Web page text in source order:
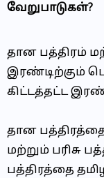
வேறுபாடுகள்?
தான பத்திரம்
இரண்டிற்கும்
கிட்டத்தட்ட
தான
மற்றும் பரிசு
பத்திரத்தை